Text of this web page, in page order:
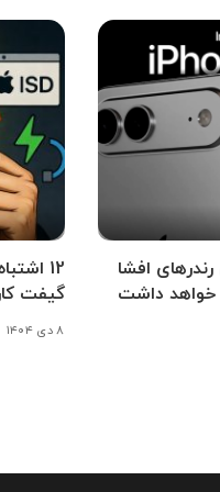
افشا
خواهد داشت
12
گیفت
۸ دی ۱۴۰۴